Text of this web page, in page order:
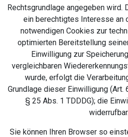
Rechtsgrundlage angegeben wird.
ein berechtigtes Interesse an
notwendigen Cookies zur
optimierten Bereitstellung
Einwilligung zur
vergleichbaren
wurde, erfolgt die
Grundlage dieser Einwilligung (Art.
§ 25 Abs. 1 TDDDG); die
widerrufbar.
Sie können Ihren Browser so